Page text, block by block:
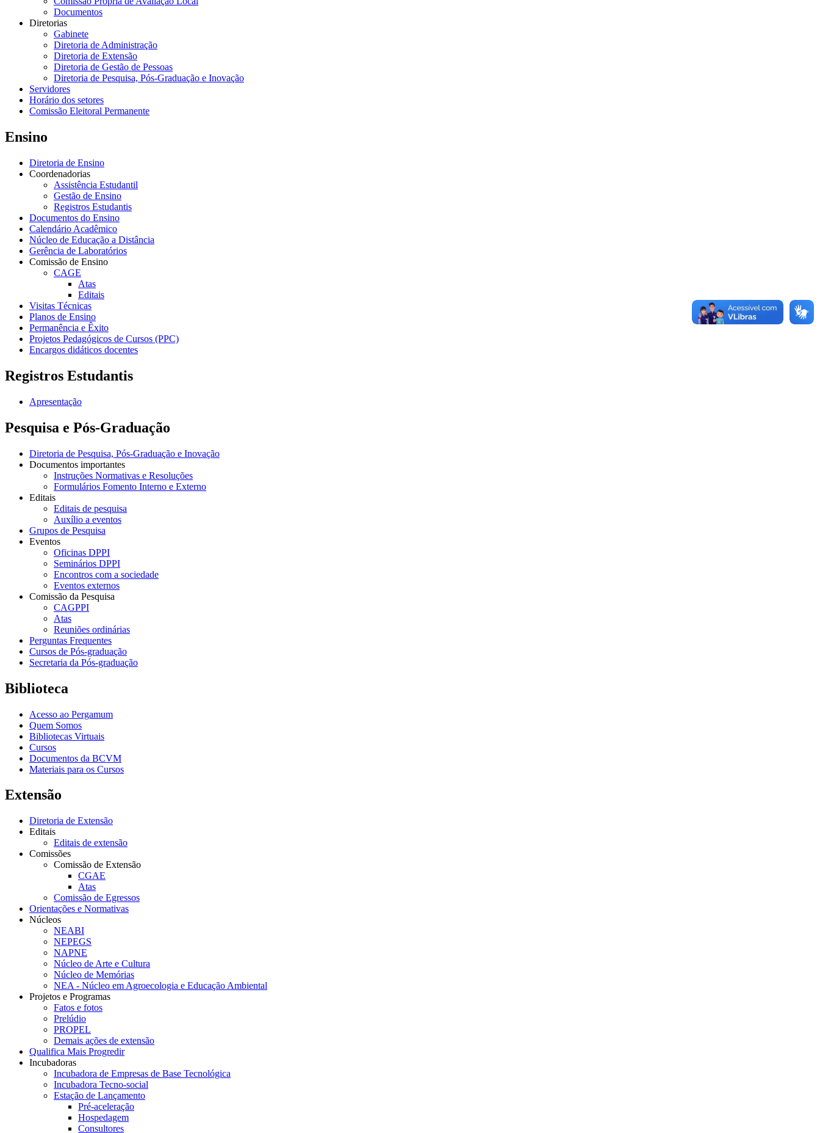
Documentos
Diretorias
Gabinete
Diretoria de Administração
Diretoria de Extensão
Diretoria de Gestão de Pessoas
Diretoria de Pesquisa, Pós-Graduação e Inovação
Servidores
Horário dos setores
Comissão Eleitoral Permanente
Ensino
Diretoria de Ensino
Coordenadorias
Assistência Estudantil
Gestão de Ensino
Registros Estudantis
Documentos do Ensino
Calendário Acadêmico
Núcleo de Educação a Distância
Gerência de Laboratórios
Comissão de Ensino
CAGE
Atas
Editais
Visitas Técnicas
Planos de Ensino
Permanência e Êxito
Projetos Pedagógicos de Cursos (PPC)
Encargos didáticos docentes
Registros Estudantis
Apresentação
Pesquisa e Pós-Graduação
Diretoria de Pesquisa, Pós-Graduação e Inovação
Documentos importantes
Instruções Normativas e Resoluções
Formulários Fomento Interno e Externo
Editais
Editais de pesquisa
Auxílio a eventos
Grupos de Pesquisa
Eventos
Oficinas DPPI
Seminários DPPI
Encontros com a sociedade
Eventos externos
Comissão da Pesquisa
CAGPPI
Atas
Reuniões ordinárias
Perguntas Frequentes
Cursos de Pós-graduação
Secretaria da Pós-graduação
Biblioteca
Acesso ao Pergamum
Quem Somos
Bibliotecas Virtuais
Cursos
Documentos da BCVM
Materiais para os Cursos
Extensão
Diretoria de Extensão
Editais
Editais de extensão
Comissões
Comissão de Extensão
CGAE
Atas
Comissão de Egressos
Orientações e Normativas
Núcleos
NEABI
NEPEGS
NAPNE
Núcleo de Arte e Cultura
Núcleo de Memórias
NEA - Núcleo em Agroecologia e Educação Ambiental
Projetos e Programas
Fatos e fotos
Prelúdio
PROPEL
Demais ações de extensão
Qualifica Mais Progredir
Incubadoras
Incubadora de Empresas de Base Tecnológica
Incubadora Tecno-social
Estação de Lançamento
Pré-aceleração
Hospedagem
Consultores